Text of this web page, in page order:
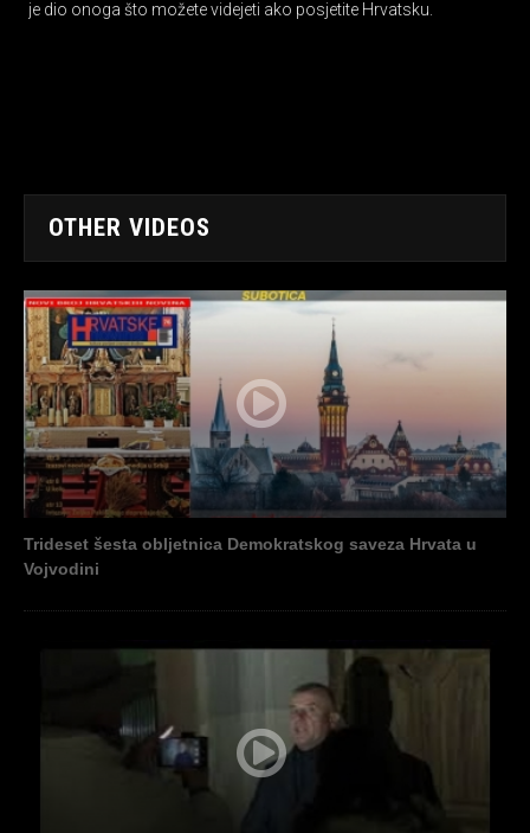
je dio onoga što možete videjeti ako posjetite Hrvatsku.
OTHER VIDEOS
Trideset šesta obljetnica Demokratskog saveza Hrvata u
Vojvodini